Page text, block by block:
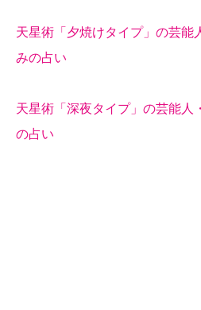
天星術「夕焼けタイプ」の芸能
みの占い
天星術「深夜タイプ」の芸能人
の占い